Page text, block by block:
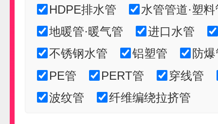
HDPE排水管
水管管道·塑料
地暖管·暖气管
进口水管
不锈钢水管
铝塑管
防
PE管
PERT管
穿线管
波纹管
纤维编绕拉挤管
申请加盟